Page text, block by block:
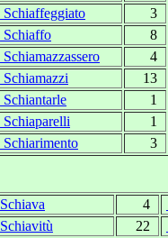
Schiaffeggiato
3
Schiaffo
8
Schiamazzassero
4
Schiamazzi
13
Schiantarle
1
Schiaparelli
1
Schiarimento 3
Schiava 4
Schiavitù 22